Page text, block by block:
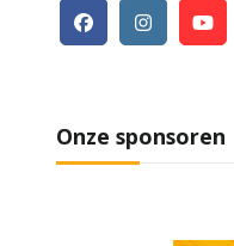
Onze sponsoren